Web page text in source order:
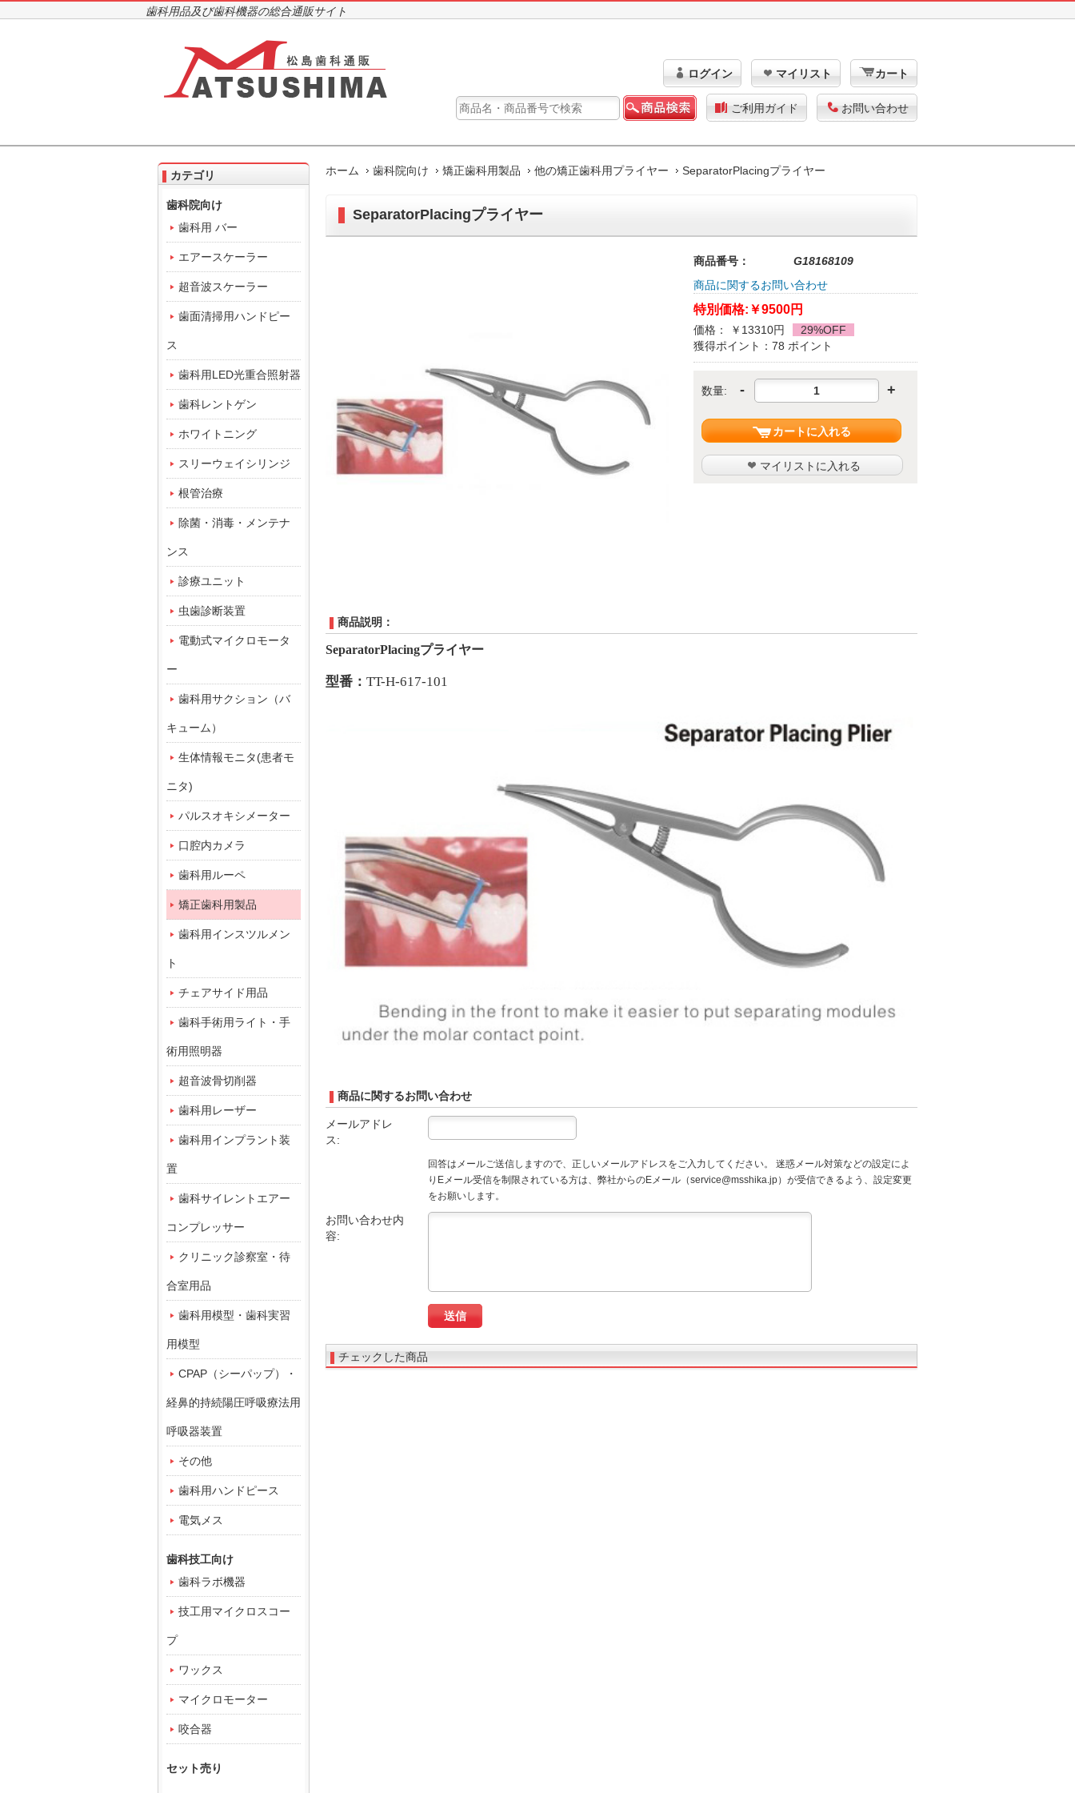
歯科用品及び歯科機器の総合通販サイト
ログイン マイリスト カート
ご利用ガイド お問い合わせ
ホーム 歯科院向け 矯正歯科用製品 他の矯正歯科用プライヤー SeparatorPlacingプライヤー
SeparatorPlacingプライヤー
商品番号：
G18168109
商品に関するお問い合わせ
特別価格: ￥9500円
価格： ￥13310円
29%OFF
獲得ポイント：78 ポイント
数量: - +
カートに入れる
マイリストに入れる
商品説明：
SeparatorPlacingプライヤー
型番： TT-H-617-101
商品に関するお問い合わせ
メールアドレ
ス:
回答はメールご送信しますので、正しいメールアドレスをご入力してください。 迷惑メール対策などの設定によ
りEメール受信を制限されている方は、弊社からのEメール（service@msshika.jp）が受信できるよう、設定変更
をお願いします。
お問い合わせ内
容:
チェックした商品
カテゴリ
歯科院向け
歯科用 バー
エアースケーラー
超音波スケーラー
歯面清掃用ハンドピー
ス
歯科用LED光重合照射器
歯科レントゲン
ホワイトニング
スリーウェイシリンジ
根管治療
除菌・消毒・メンテナ
ンス
診療ユニット
虫歯診断装置
電動式マイクロモータ
ー
歯科用サクション（バ
キューム）
生体情報モニタ(患者モ
ニタ)
パルスオキシメーター
口腔内カメラ
歯科用ルーペ
矯正歯科用製品
歯科用インスツルメン
ト
チェアサイド用品
歯科手術用ライト・手
術用照明器
超音波骨切削器
歯科用レーザー
歯科用インプラント装
置
歯科サイレントエアー
コンプレッサー
クリニック診察室・待
合室用品
歯科用模型・歯科実習
用模型
CPAP（シーパップ）・
経鼻的持続陽圧呼吸療法用
呼吸器装置
その他
歯科用ハンドピース
電気メス
歯科技工向け
歯科ラボ機器
技工用マイクロスコー
プ
ワックス
マイクロモーター
咬合器
セット売り